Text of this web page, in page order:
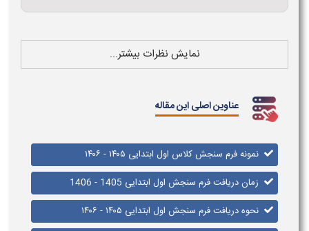
نمایش نظرات بیشتر...
عناوین اصلی این مقاله
نمونه فرم سنجش کلاس اول ابتدایی ۱۴۰۵ - ۱۴۰۶
زمان دریافت فرم سنجش اول ابتدایی 1405 - 1406
نحوه دریافت فرم سنجش اول ابتدایی ۱۴۰۵ - ۱۴۰۶